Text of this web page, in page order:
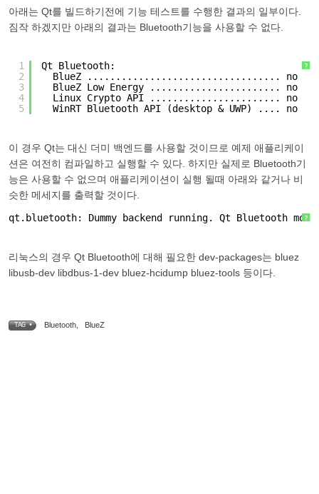
아래는 Qt를 빌드하기전에 기능 테스트를 수행한 결과의 일부이다.
짐작 하겠지만 아래의 결과는 Bluetooth기능을 사용할 수 없다.
?
1
2
3
4
5
Qt Bluetooth:
BlueZ .................................. no
BlueZ Low Energy ....................... no
Linux Crypto API ....................... no
WinRT Bluetooth API (desktop & UWP) .... no
이 경우 Qt는 대신 더미 백엔드를 사용할 것이므로 예제 애플리케이
션은 여전히 컴파일하고 실행할 수 있다. 하지만 실제로 Bluetooth기
능은 사용할 수 없으며 애플리케이션이 실행 될때 아래와 같거나 비
슷한 메세지를 출력할 것이다.
?
qt.bluetooth: Dummy backend running. Qt Bluetooth
리눅스의 경우 Qt Bluetooth에 대해 필요한 dev-packages는 bluez
libusb-dev libdbus-1-dev bluez-hcidump bluez-tools 등이다.
TAG • Bluetooth BlueZ